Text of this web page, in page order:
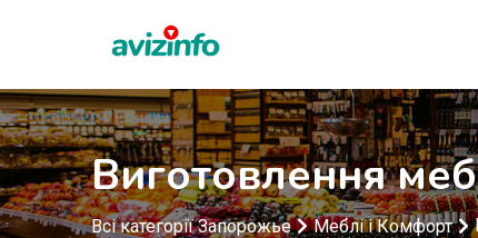
Виготовлення
Всі категорії Запорожье Меблі і Комфорт